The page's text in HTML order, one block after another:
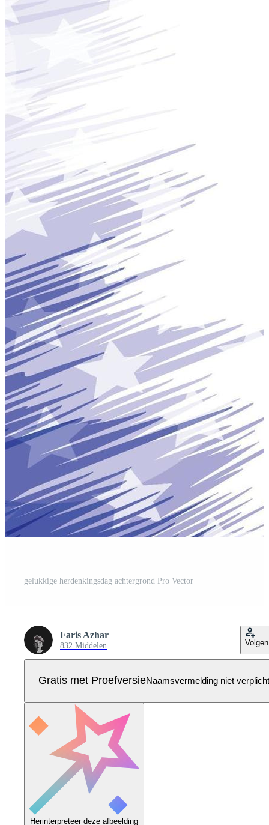
gelukkige herdenkingsdag achtergrond Pro Vector
Faris Azhar
832 Middelen Volgen
Gratis met ProefversieNaamsvermelding niet verplicht
Herinterpreteer deze afbeelding